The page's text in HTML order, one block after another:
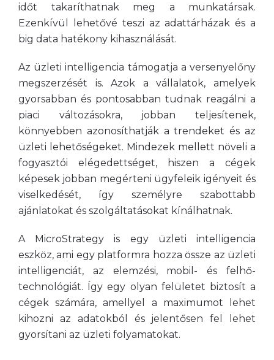
időt takaríthatnak meg a munkatársak.
Ezenkívül lehetővé teszi az adattárházak és a
big data hatékony kihasználását.
Az üzleti intelligencia támogatja a versenyelőny
megszerzését is. Azok a vállalatok, amelyek
gyorsabban és pontosabban tudnak reagálni a
piaci változásokra, jobban teljesítenek,
könnyebben azonosíthatják a trendeket és az
üzleti lehetőségeket. Mindezek mellett növeli a
fogyasztói elégedettséget, hiszen a cégek
képesek jobban megérteni ügyfeleik igényeit és
viselkedését, így személyre szabottabb
ajánlatokat és szolgáltatásokat kínálhatnak.
A MicroStrategy is egy üzleti intelligencia
eszköz, ami egy platformra hozza össze az üzleti
intelligenciát, az elemzési, mobil- és felhő-
technológiát. Így egy olyan felületet biztosít a
cégek számára, amellyel a maximumot lehet
kihozni az adatokból és jelentősen fel lehet
gyorsítani az üzleti folyamatokat.